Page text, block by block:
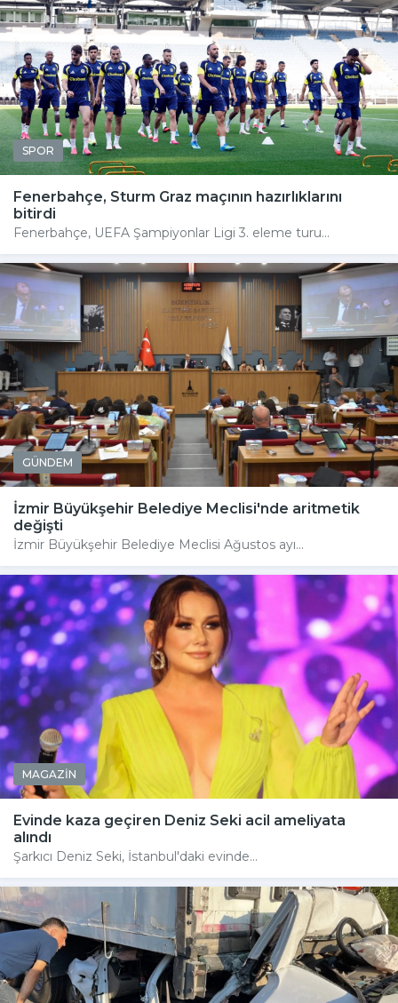
SPOR
Fenerbahçe, Sturm Graz maçının hazırlıklarını
bitirdi
Fenerbahçe, UEFA Şampiyonlar Ligi 3. eleme turu...
GÜNDEM
İzmir Büyükşehir Belediye Meclisi'nde aritmetik
değişti
İzmir Büyükşehir Belediye Meclisi Ağustos ayı...
MAGAZİN
Evinde kaza geçiren Deniz Seki acil ameliyata
alındı
Şarkıcı Deniz Seki, İstanbul'daki evinde...